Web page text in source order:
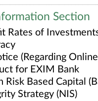
Section
Rates of
(Regarding
for EXIM Bank
Risk Based Capital
Strategy (NIS)